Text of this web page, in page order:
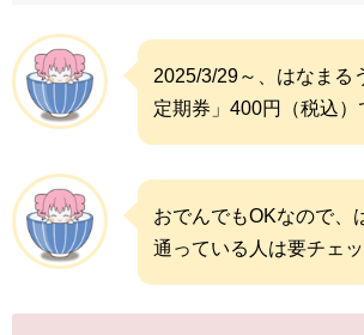
2025/3/29～、はなまる
定期券」400円（税込）
おでんでもOKなので、
通っている人は要チェ